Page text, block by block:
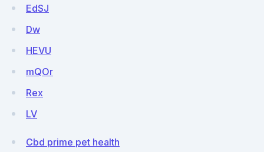
EdSJ
Dw
HEVU
mQOr
Rex
LV
Cbd prime pet health